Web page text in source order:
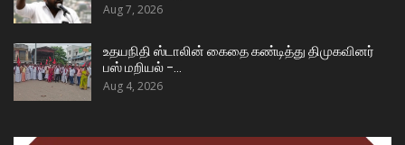
Aug 7, 2026
உதயநிதி ஸ்டாலின் கைதை கண்டித்து திமுகவினர்
பஸ் மறியல் –…
Aug 4, 2026